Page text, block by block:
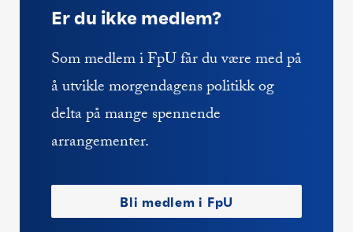
Er du ikke medlem?
Som medlem i FpU får du være med på
å utvikle morgendagens politikk og
delta på mange spennende
arrangementer.
Bli medlem i FpU